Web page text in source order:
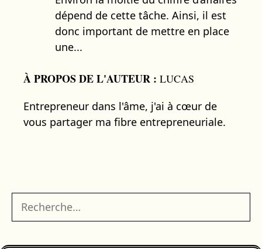
dépend de cette tâche. Ainsi, il est
donc important de mettre en place
une...
À PROPOS DE L'AUTEUR : LUCAS
Entrepreneur dans l'âme, j'ai à cœur de
vous partager ma fibre entrepreneuriale.
Rechercher :